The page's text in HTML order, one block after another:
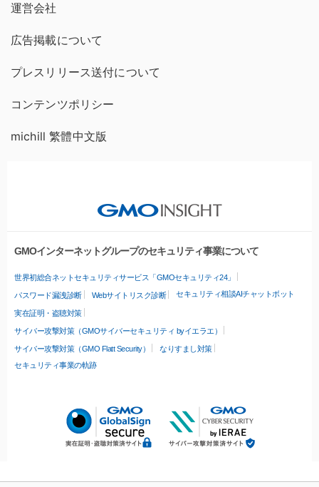
運営会社
広告掲載について
プレスリリース送付について
コンテンツポリシー
michill 繁體中文版
GMOインターネットグループのセキュリティ事業について
世界初総合ネットセキュリティサービス「GMOセキュリティ24」
パスワード漏洩診断 Webサイトリスク診断 セキュリティ相談AIチャットボット
実在証明・盗聴対策
サイバー攻撃対策（GMOサイバーセキュリティ byイエラエ）
サイバー攻撃対策（GMO Flatt Security）
なりすまし対策
セキュリティ事業の軌跡